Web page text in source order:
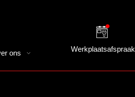
ons
Werkplaatsafspraak